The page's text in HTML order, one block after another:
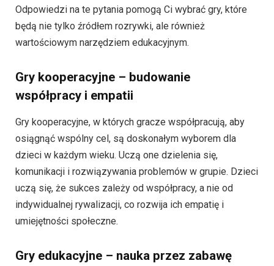
Odpowiedzi na te pytania pomogą Ci wybrać gry, które
będą nie tylko źródłem rozrywki, ale również
wartościowym narzędziem edukacyjnym.
Gry kooperacyjne – budowanie
współpracy i empatii
Gry kooperacyjne, w których gracze współpracują, aby
osiągnąć wspólny cel, są doskonałym wyborem dla
dzieci w każdym wieku. Uczą one dzielenia się,
komunikacji i rozwiązywania problemów w grupie. Dzieci
uczą się, że sukces zależy od współpracy, a nie od
indywidualnej rywalizacji, co rozwija ich empatię i
umiejętności społeczne.
Gry edukacyjne – nauka przez zabawę